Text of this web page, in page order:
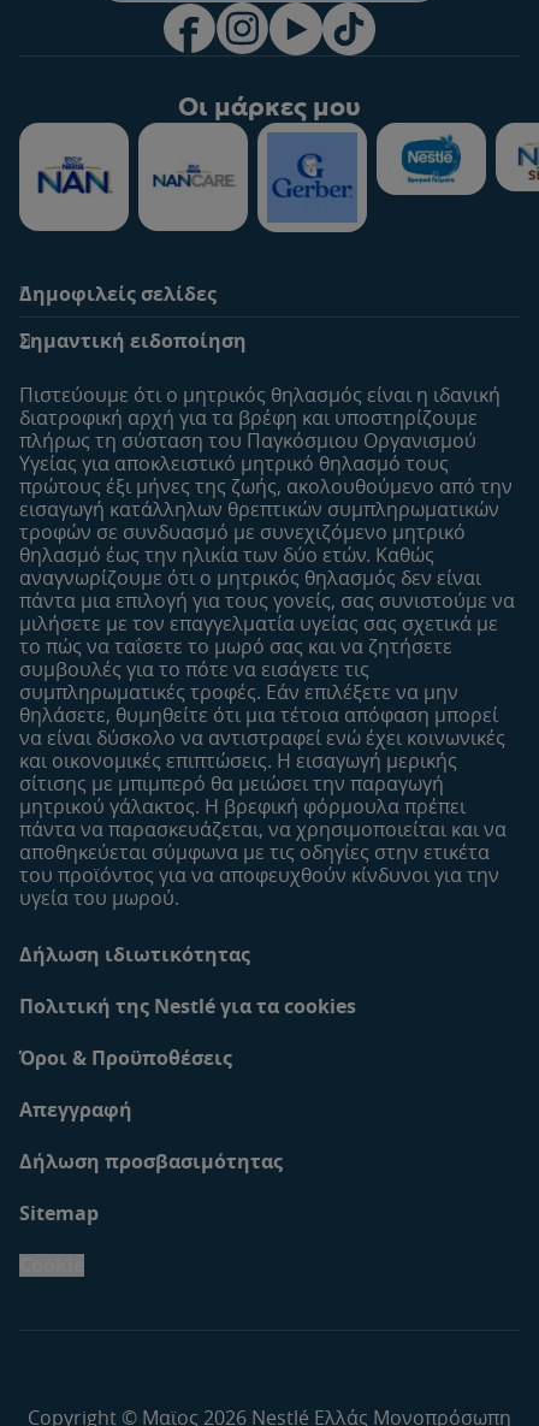
Οι μάρκες μου
Δημοφιλείς σελίδες
Οι Ειδικοί μας
Συχνές ερωτήσεις
Αναζήτηση
Επικοινώνησε μαζί μας
Σχετικά με εμάς
Η σελίδα μου
Το προφίλ μου
Είσοδος/Εγγραφή
Προϊόντα
Εύρεση προϊόντος
Οι μάρκες μου
Εύρεση καταστήματος
Δείγματα
Σημαντική ειδοποίηση
Πιστεύουμε ότι ο μητρικός θηλασμός είναι η ιδανική
διατροφική αρχή για τα βρέφη και υποστηρίζουμε
πλήρως τη σύσταση του Παγκόσμιου Οργανισμού
Υγείας για αποκλειστικό μητρικό θηλασμό τους
πρώτους έξι μήνες της ζωής, ακολουθούμενo από την
εισαγωγή κατάλληλων θρεπτικών συμπληρωματικών
τροφών σε συνδυασμό με συνεχιζόμενο μητρικό
θηλασμό έως την ηλικία των δύο ετών. Καθώς
αναγνωρίζουμε ότι ο μητρικός θηλασμός δεν είναι
πάντα μια επιλογή για τους γονείς, σας συνιστούμε να
μιλήσετε με τον επαγγελματία υγείας σας σχετικά με
το πώς να ταΐσετε το μωρό σας και να ζητήσετε
συμβουλές για το πότε να εισάγετε τις
συμπληρωματικές τροφές. Εάν επιλέξετε να μην
θηλάσετε, θυμηθείτε ότι μια τέτοια απόφαση μπορεί
να είναι δύσκολο να αντιστραφεί ενώ έχει κοινωνικές
και οικονομικές επιπτώσεις. Η εισαγωγή μερικής
σίτισης με μπιμπερό θα μειώσει την παραγωγή
μητρικού γάλακτος. Η βρεφική φόρμουλα πρέπει
πάντα να παρασκευάζεται, να χρησιμοποιείται και να
αποθηκεύεται σύμφωνα με τις οδηγίες στην ετικέτα
του προϊόντος για να αποφευχθούν κίνδυνοι για την
υγεία του μωρού.
Δήλωση ιδιωτικότητας
Πολιτική της Nestlé για τα cookies
Όροι & Προϋποθέσεις
Απεγγραφή
Δήλωση προσβασιμότητας
Sitemap
Copyright © Μαϊος 2026 Nestlé Ελλάς Μονοπρόσωπη